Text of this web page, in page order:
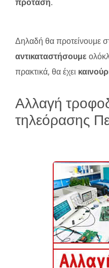
Δηλαδή θα προτείνουμε
αντικαταστήσουμε
πρακτικά, θα έχει
Αλλαγή
τηλεόρασης